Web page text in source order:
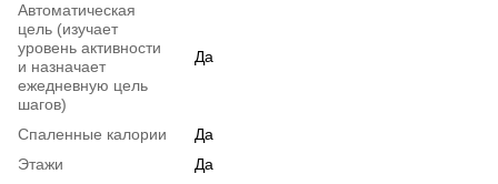
Автоматическая
цель (изучает
уровень активности
и назначает
ежедневную цель
шагов)
Да
Спаленные калории
Да
Этажи
Да